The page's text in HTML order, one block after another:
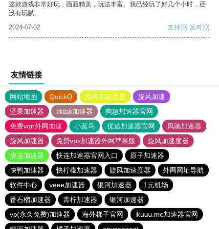
这款游戏非常好玩，画面精美，玩法丰富。我已经玩了好几个小时，还
没有玩腻。
2024-07-02
支持[0] 反对[0]
友情链接
网站地图 QuickQ 旋风加速度器
旋风加速
坚果加速器
tiktok加速器
狗急加速器官网
免费vqn外网加速
小蓝鸟 优途加速器官网
风驰加速器
旋风加速器
免费vps加速器外网苹果版
旋风加速度器
快连加速器
快连加速器官网入口
原子加速器
快鸭加速器
快柠檬加速器 旋风加速度器
外网网址导航
软件中心
veee加速器 银河加速器
1元机场
番石榴加速器
青柠加速器
银河加速器
vp(永久免费)加速器
海外梯子官网
ikuuu.me加速器官网